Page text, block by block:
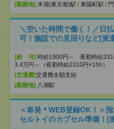
[勤務地] 木場(東京都)駅 / 東陽町駅 /
＼空いた時間で働く！／日
可！施設での見回りなど[派
[給 与] 時給1900円～ 夜勤時給
3.4万円～（夜勤時給2310円×15h）
[交通費]交通費全額支給
[勤務地] 八潮駅
＜単発＊WEB登録OK！＞
セルトイのカプセル準備！[